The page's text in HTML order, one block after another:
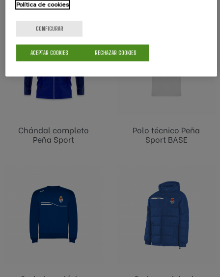
Chándal completo
Peña Sport
Polo técnico Peña
Sport BASE
Política de cookies
CONFIGURAR
RECHAZAR COOKIES
ACEPTAR COOKIES